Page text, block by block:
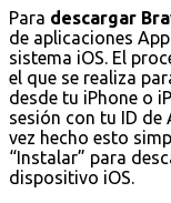
Para descargar
de aplicaciones
sistema iOS. El
el que se realiza
desde tu iPhone o
sesión con tu ID de
vez hecho esto
“Instalar” para
dispositivo iOS.